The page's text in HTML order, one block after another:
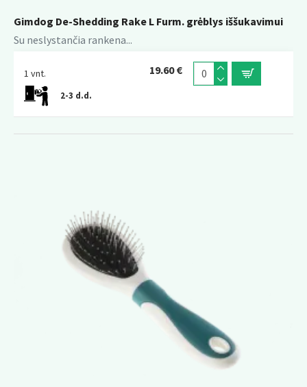
Gimdog De-Shedding Rake L Furm. grėblys iššukavimui
Su neslystančia rankena...
1 vnt.
2-3 d.d.
19.60 €